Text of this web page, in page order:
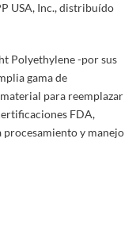
USA, Inc., distribuído
Polyethylene -por sus
gama de
para reemplazar
FDA,
procesamiento y manejo